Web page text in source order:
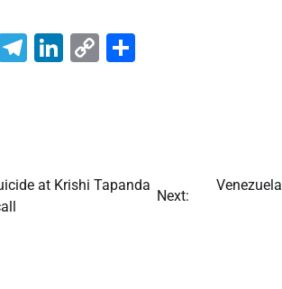
Telegram
LinkedIn
Copy
at Krishi Tapanda
Next: